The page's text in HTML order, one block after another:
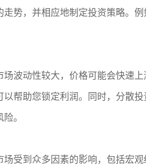
势，并相应地制定投资策略。
波动性较大，价格可能会快速
帮助您锁定利润。同时，分散
。
受到众多因素的影响，包括宏